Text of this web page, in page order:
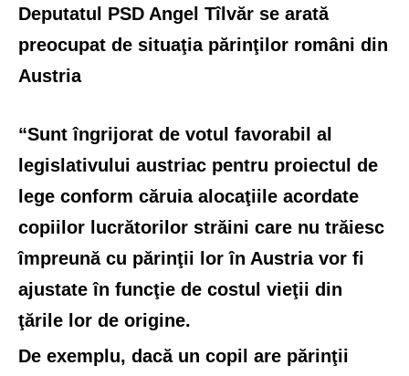
Deputatul PSD Angel Tîlvăr se arată
preocupat de situaţia părinţilor români din
Austria
“Sunt îngrijorat de votul favorabil al
legislativului austriac pentru proiectul de
lege conform căruia alocaţiile acordate
copiilor lucrătorilor străini care nu trăiesc
împreună cu părinţii lor în Austria vor fi
ajustate în funcţie de costul vieţii din
ţările lor de origine.
De exemplu, dacă un copil are părinţii